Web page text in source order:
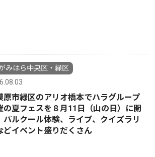
みはら中央区・緑区
原市緑区のアリオ橋本でハラグループ
の夏フェスを８月11日（山の日）に開
ルクール体験、ライブ、クイズラリ
どイベント盛りだくさん